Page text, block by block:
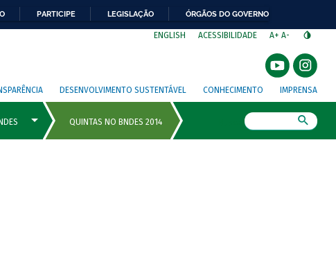
PARTICIPE LEGISLAÇÃO ÓRGÃOS DO GOVERNO
ENGLISH ACESSIBILIDADE A+ A-
DESENVOLVIMENTO SUSTENTÁVEL CONHECIMENTO IMPRENSA